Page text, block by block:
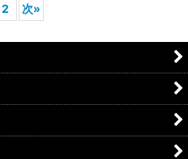
2 次»